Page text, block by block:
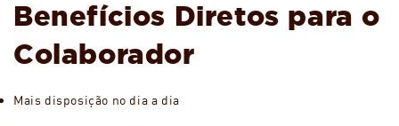
Benefícios Diretos para o
Colaborador
Mais disposição no dia a dia